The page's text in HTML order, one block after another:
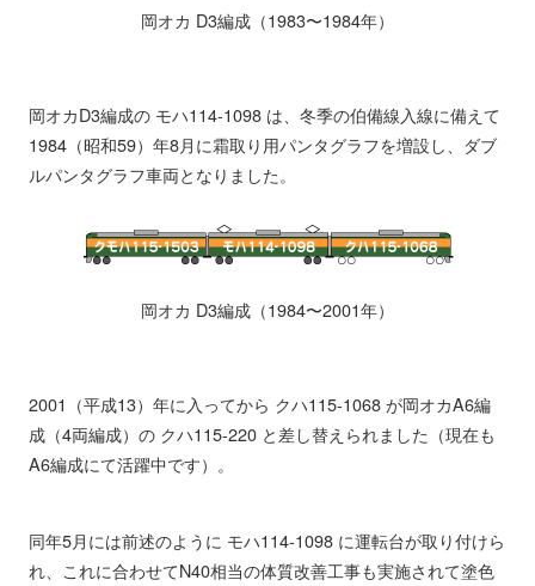
岡オカ D3編成（1983〜1984年）
岡オカD3編成の モハ114-1098 は、冬季の伯備線入線に備えて
1984（昭和59）年8月に霜取り用パンタグラフを増設し、ダブ
ルパンタグラフ車両となりました。
岡オカ D3編成（1984〜2001年）
2001（平成13）年に入ってから クハ115-1068 が岡オカA6編
成（4両編成）の クハ115-220 と差し替えられました（現在も
A6編成にて活躍中です）。
同年5月には前述のように モハ114-1098 に運転台が取り付けら
れ、これに合わせてN40相当の体質改善工事も実施されて塗色